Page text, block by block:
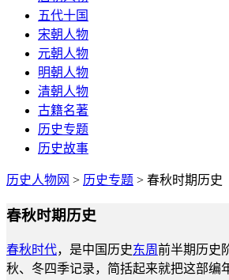
五代十国
宋朝人物
元朝人物
明朝人物
清朝人物
古籍名著
历史专题
历史故事
历史人物网 > 历史专题 > 春秋时期历史
春秋时期历史
春秋时代，是中国历史东周前半期历史
秋、冬四季记录，简括起来就把这部编